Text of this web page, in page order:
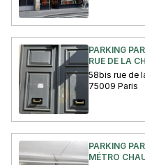
PARKING
RUE DE LA
58bis rue de
75009 Paris
PARKING
MÉTRO